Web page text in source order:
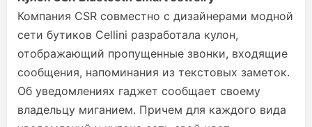
Компания CSR совместно с дизайнерами модной
сети бутиков Cellini разработала кулон,
отображающий пропущенные звонки, входящие
сообщения, напоминания из текстовых заметок.
Об уведомлениях гаджет сообщает своему
владельцу миганием. Причем для каждого вида